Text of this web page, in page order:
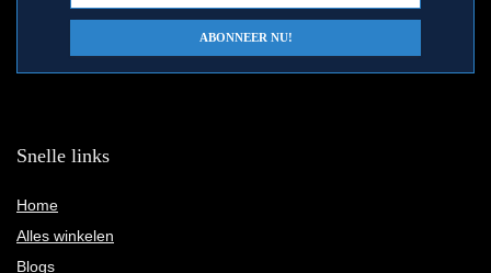
Snelle links
Home
Alles winkelen
Blogs